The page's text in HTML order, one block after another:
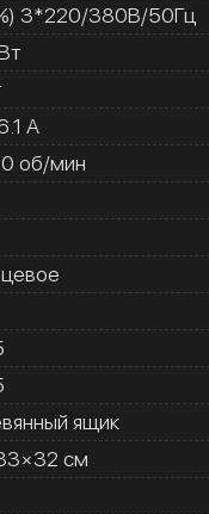
3*220/380В/50Гц
A
об/мин
ящик
см